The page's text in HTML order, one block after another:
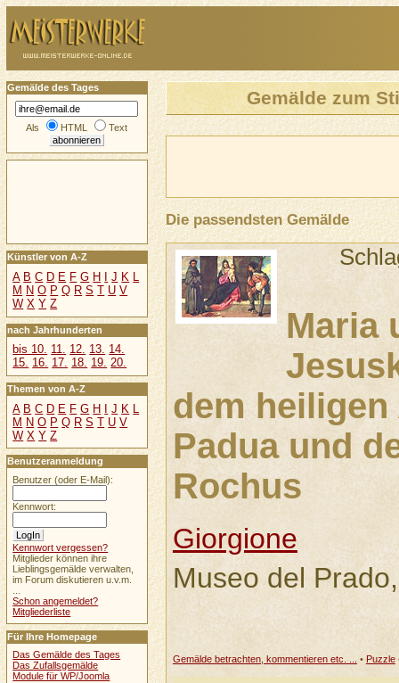
Gemälde zum
Die passendsten Gemälde
Maria
dem
Padua und
Rochus
Giorgione
Museo del
Gemälde betrachten, kommentieren etc. ... • Puzzle
Gemälde des Tages
Als HTML Text
Künstler von A-Z
A B C D E F G H J K L
M N O P Q R S T U V
W X Y Z
nach Jahrhunderten
bis 10. 11. 12. 13. 14.
15. 16. 17. 18. 19. 20.
Themen von A-Z
A B C D E F G H I J K L
M N O P Q R S T U V
W X Y Z
Benutzeranmeldung
Benutzer (oder E-Mail):
Kennwort:
Kennwort vergessen?
Mitglieder können ihre
Lieblingsgemälde verwalten,
im Forum diskutieren u.v.m.
Schon angemeldet?
Mitgliederliste
Für Ihre Homepage
Das Gemälde des Tages
Das Zufallsgemälde
Module für WP/Joomla